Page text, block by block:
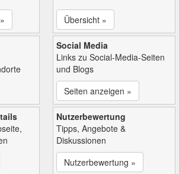
Übersicht »
Social Media
Links zu Social-Media-Seiten
und Blogs
Seiten anzeigen »
Nutzerbewertung
Tipps, Angebote &
Diskussionen
Nutzerbewertung »